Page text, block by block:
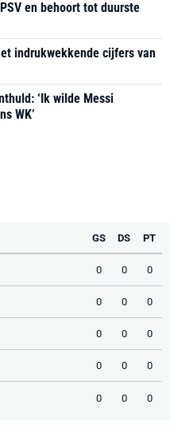
en behoort tot duurste
indrukwekkende cijfers van
‘Ik wilde Messi
WK’
GS DS PT
0 0 0
0 0 0
0 0 0
0 0 0
0 0 0